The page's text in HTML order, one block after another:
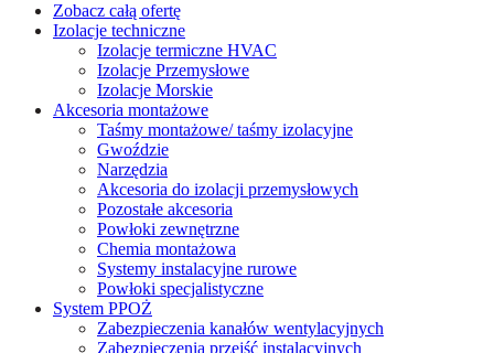
Zobacz całą ofertę
Izolacje techniczne
Izolacje termiczne HVAC
Izolacje Przemysłowe
Izolacje Morskie
Akcesoria montażowe
Taśmy montażowe/ taśmy izolacyjne
Gwoździe
Narzędzia
Akcesoria do izolacji przemysłowych
Pozostałe akcesoria
Powłoki zewnętrzne
Chemia montażowa
Systemy instalacyjne rurowe
Powłoki specjalistyczne
System PPOŻ
Zabezpieczenia kanałów wentylacyjnych
Zabezpieczenia przejść instalacyjnych